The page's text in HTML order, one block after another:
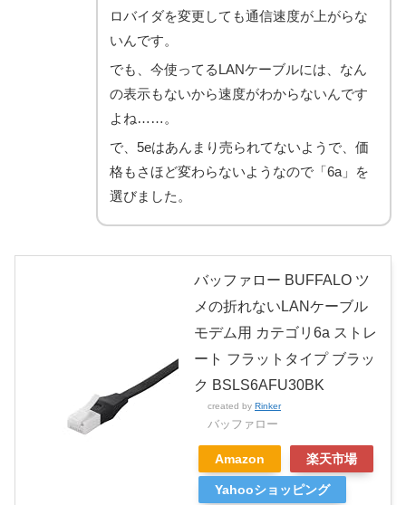
ロバイダを変更しても通信速度が上がらな
いんです。
でも、今使ってるLANケーブルには、なん
の表示もないから速度がわからないんです
よね……。
で、5eはあんまり売られてないようで、価
格もさほど変わらないようなので「6a」を
選びました。
バッファロー BUFFALO ツ
メの折れないLANケーブル
モデム用 カテゴリ6a ストレ
ート フラットタイプ ブラッ
ク BSLS6AFU30BK
created by Rinker
バッファロー
Amazon 楽天市場
Yahooショッピング